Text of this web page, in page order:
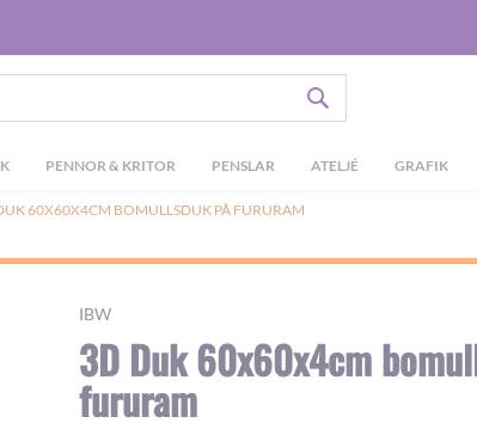
PENNOR & KRITOR PENSLAR ATELJÉ GRAFIK
60X60X4CM BOMULLSDUK PÅ FURURAM
IBW
3D Duk 60x60x4cm
fururam